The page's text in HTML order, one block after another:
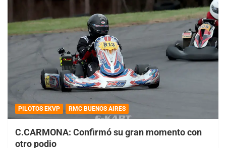
PILOTOS EKVP RMC BUENOS AIRES
C.CARMONA: Confirmó su gran momento con
otro podio